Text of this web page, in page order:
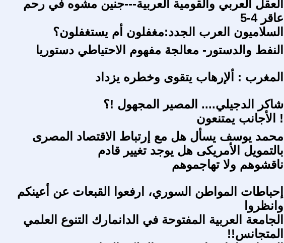
العقل العربي والقومية العربية---جنين مشوه في رحم
عاقر 4-5
السلاميون العرب الجدد:مغفلون أم يستغفلون؟
النفط والدستور- معالجة مفهوم الاحتياطي دستوريا
المغرب : ألإرهاب يتقوى وخطره يزداد
شاكر الدجيلي.... المصير المجهول !؟
! الأجانب يمتنعون
محمد يوسف يسأل هل مع إرتباط الاقتصاد المصرى
بالتمويل الأمريكى هل يوجد تغيير قادم
ناقشوهم ولا تهاجموهم
إحباطات المواطن السوري، ارفعوا القبعات عن أعينكم
وانظروا
الجامعة العربية المفتوحة في الدانمارك التنوع العلمي
المتجانس!!